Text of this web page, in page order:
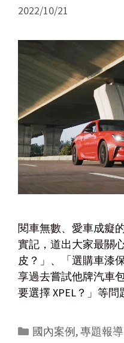
2022/10/21
閱車無數、愛車成癡
實記，道出大家最關
皮？」、「選購車漆
享過去嘗試他牌汽車
要選擇 XPEL？」等問
國內案例,專題報導